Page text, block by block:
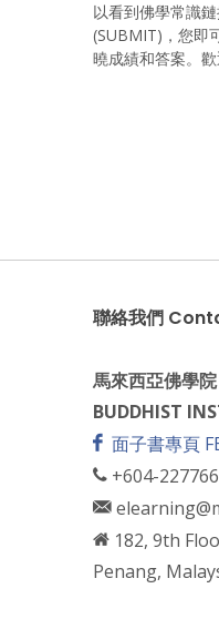
以看到佛學常識
(SUBMIT)，您即
曉成績和答案。歡
聯絡我們
馬來西亞佛學
BUDDHIST
面子書專頁
+604-
182, 9th
Penang,